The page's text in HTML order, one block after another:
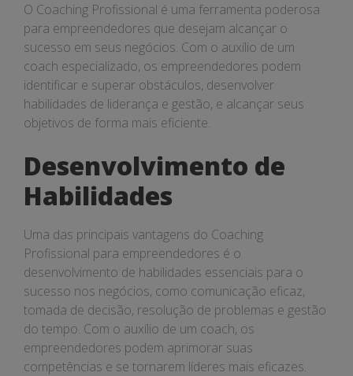
O Coaching Profissional é uma ferramenta poderosa
para empreendedores que desejam alcançar o
sucesso em seus negócios. Com o auxílio de um
coach especializado, os empreendedores podem
identificar e superar obstáculos, desenvolver
habilidades de liderança e gestão, e alcançar seus
objetivos de forma mais eficiente.
Desenvolvimento de
Habilidades
Uma das principais vantagens do Coaching
Profissional para empreendedores é o
desenvolvimento de habilidades essenciais para o
sucesso nos negócios, como comunicação eficaz,
tomada de decisão, resolução de problemas e gestão
do tempo. Com o auxílio de um coach, os
empreendedores podem aprimorar suas
competências e se tornarem líderes mais eficazes.